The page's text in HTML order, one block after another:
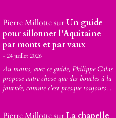
Pierre MillottesurUn guide
pour sillonner l’Aquitaine
par monts et par vaux
24 juillet 2026
Au moins, avec ce guide, Philippe Calas
propose autre chose que des boucles à la
journée, comme c'est presque toujours…